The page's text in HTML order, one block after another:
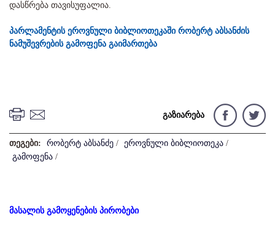
დასწრება თავისუფალია.
პარლამენტის ეროვნული ბიბლიოთეკაში რობერტ აბსანძის
ნამუშევრების გამოფენა გაიმართება
გაზიარება
თეგები: რობერტ აბსანძე / ეროვნული ბიბლიოთეკა /
გამოფენა /
მასალის გამოყენების პირობები